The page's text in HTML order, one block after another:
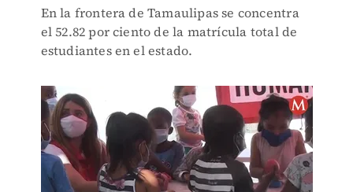
En la frontera de Tamaulipas se concentra
el 52.82 por ciento de la matrícula total de
estudiantes en el estado.